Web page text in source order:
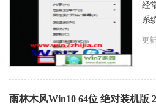
经
系
更
雨林木风Win10 64位 绝对装机版